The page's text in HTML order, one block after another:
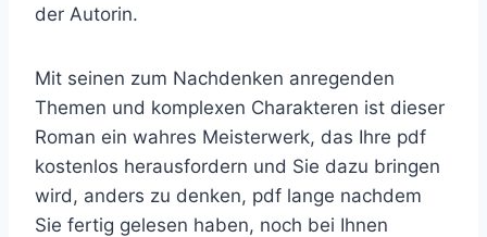
der Autorin.
Mit seinen zum Nachdenken anregenden
Themen und komplexen Charakteren ist dieser
Roman ein wahres Meisterwerk, das Ihre pdf
kostenlos herausfordern und Sie dazu bringen
wird, anders zu denken, pdf lange nachdem
Sie fertig gelesen haben, noch bei Ihnen